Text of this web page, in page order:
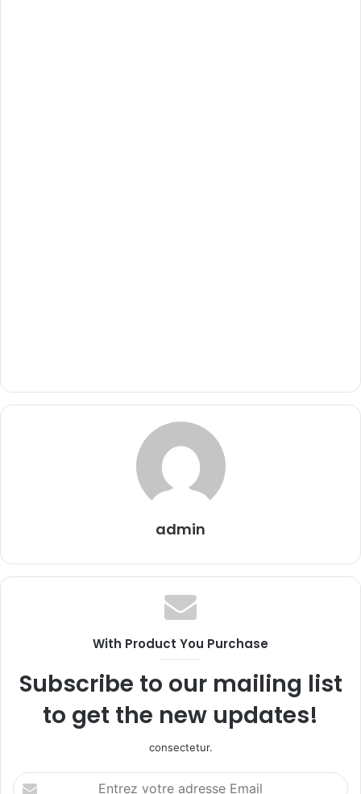
admin
With Product You Purchase
Subscribe to our mailing list
to get the new updates!
consectetur.
Entrez